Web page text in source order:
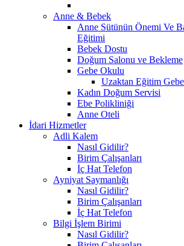
Anne & Bebek
Anne Sütünün Önemi Ve
Eğitimi
Bebek Dostu
Doğum Salonu ve Bekleme
Gebe Okulu
Uzaktan Eğitim
Kadın Doğum Servisi
Ebe Polikliniği
Anne Oteli
İdari Hizmetler
Adli Kalem
Nasıl Gidilir?
Birim Çalışanları
İç Hat Telefon
Ayniyat Saymanlığı
Nasıl Gidilir?
Birim Çalışanları
İç Hat Telefon
Bilgi İşlem Birimi
Nasıl Gidilir?